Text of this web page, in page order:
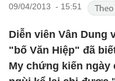
09/04/2013 - 15:51
Diễn viên Vân Dung
"bố Văn Hiệp" đã
My chứng kiến ngày